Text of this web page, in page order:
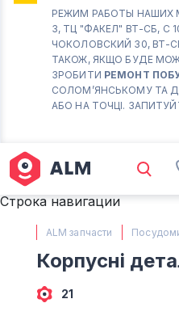
РЕЖИМ РАБОТЫ НАШИХ
3, ТЦ "ФАКЕЛ" ВТ-СБ, С
ЧОКОЛОВСКИЙ 30, ВТ-
ТАКОЖ, ЯКЩО БУДЕ
ЗРОБИТИ РЕМОНТ
СОЛОМ’ЯНСЬКОМУ ТА
АБО НА ТОЧЦІ.
працює ВТ-
18-00
(098) 672 76
М.
ВТ-СБ С10-00
(067) 385 27
(063) 527 27
(044) 332 76
Строка навигации
ALM запчасти
Корпусні
21